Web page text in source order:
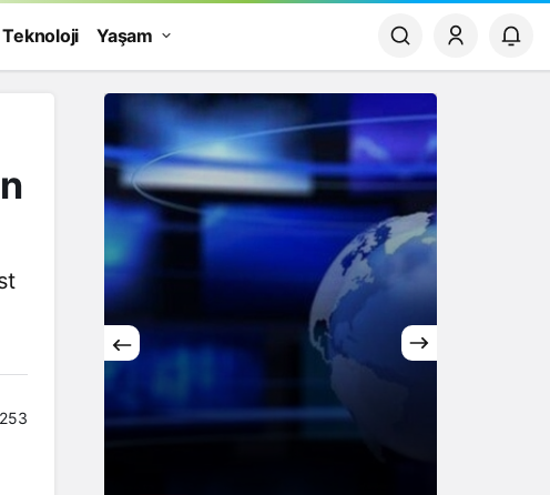
Teknoloji Yaşam
253